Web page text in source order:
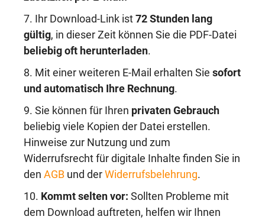
7. Ihr Download-Link ist 72 Stunden lang
gültig, in dieser Zeit können Sie die PDF-Datei
beliebig oft herunterladen.
8. Mit einer weiteren E-Mail erhalten Sie sofort
und automatisch Ihre Rechnung.
9. Sie können für Ihren privaten Gebrauch
beliebig viele Kopien der Datei erstellen.
Hinweise zur Nutzung und zum
Widerrufsrecht für digitale Inhalte finden Sie in
den AGB und der Widerrufsbelehrung.
10. Kommt selten vor: Sollten Probleme mit
dem Download auftreten, helfen wir Ihnen